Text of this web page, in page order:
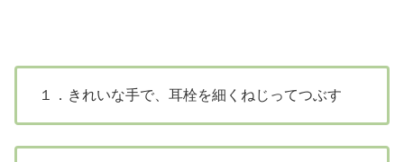
１．きれいな手で、耳栓を細くねじってつぶす